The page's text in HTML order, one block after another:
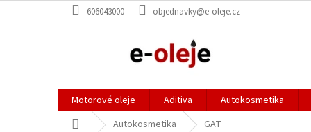
na
606043000 objednavky@e-oleje.cz
Motorové oleje Aditiva Autokosmetika
Domů Autokosmetika GAT